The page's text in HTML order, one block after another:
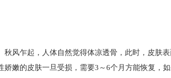
秋风乍起，人体自然觉得体凉透骨，此时，皮肤
娇嫩的皮肤一旦受损，需要3～6个月方能恢复，